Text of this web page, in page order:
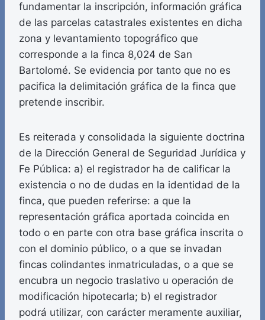
fundamentar la inscripción, información gráfica
de las parcelas catastrales existentes en dicha
zona y levantamiento topográfico que
corresponde a la finca 8,024 de San
Bartolomé. Se evidencia por tanto que no es
pacifica la delimitación gráfica de la finca que
pretende inscribir.
Es reiterada y consolidada la siguiente doctrina
de la Dirección General de Seguridad Jurídica y
Fe Pública: a) el registrador ha de calificar la
existencia o no de dudas en la identidad de la
finca, que pueden referirse: a que la
representación gráfica aportada coincida en
todo o en parte con otra base gráfica inscrita o
con el dominio público, o a que se invadan
fincas colindantes inmatriculadas, o a que se
encubra un negocio traslativo u operación de
modificación hipotecarla; b) el registrador
podrá utilizar, con carácter meramente auxiliar,